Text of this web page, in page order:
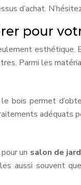
d’achat.
pour
Parmi les
bois permet
adéquats
un salon de
aussi souvent